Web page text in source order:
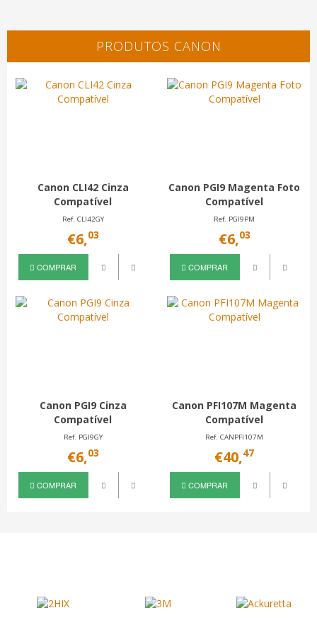
PRODUTOS CANON
Canon CLI42 Cinza
Compatível
Ref. CLI42GY
€6,03
COMPRAR
Canon PGI9 Magenta Foto
Compatível
Ref. PGI9PM
€6,03
COMPRAR
Canon PGI9 Cinza
Compatível
Ref. PGI9GY
€6,03
COMPRAR
Canon PFI107M Magenta
Compatível
Ref. CANPFI107M
€40,47
COMPRAR